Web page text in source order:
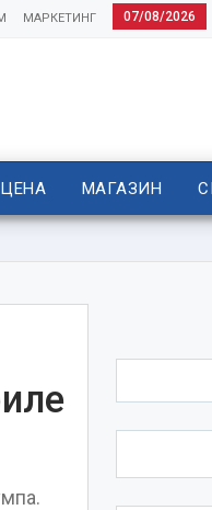
07/08/2026
МАРКЕТИНГ
МАГАЗИН